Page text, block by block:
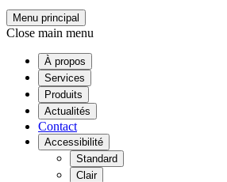
Menu principal
Close main menu
À propos
Services
Produits
Actualités
Contact
Accessibilité
Standard
Clair